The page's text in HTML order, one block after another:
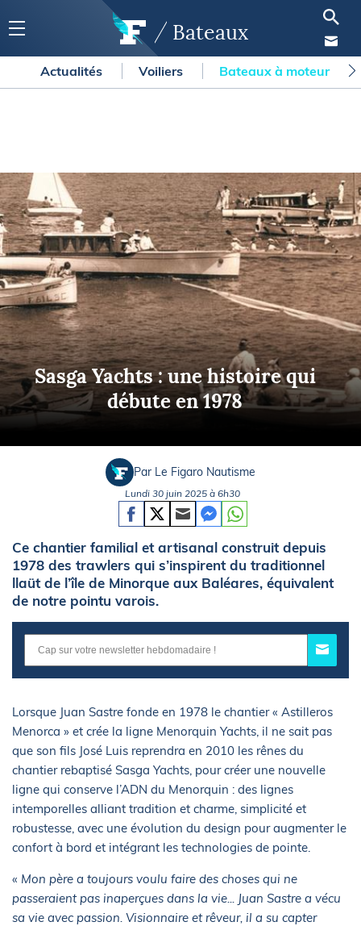
Bateaux
Actualités Voiliers Bateaux à moteur
Sasga Yachts : une histoire qui
débute en 1978
Par Le Figaro Nautisme
Lundi 30 juin 2025 à 6h30
Ce chantier familial et artisanal construit depuis
1978 des trawlers qui s’inspirent du traditionnel
llaüt de l’île de Minorque aux Baléares, équivalent
de notre pointu varois.
Lorsque Juan Sastre fonde en 1978 le chantier « Astilleros
Menorca » et crée la ligne Menorquin Yachts, il ne sait pas
que son fils José Luis reprendra en 2010 les rênes du
chantier rebaptisé Sasga Yachts, pour créer une nouvelle
ligne qui conserve l’ADN du Menorquin : des lignes
intemporelles alliant tradition et charme, simplicité et
robustesse, avec une évolution du design pour augmenter le
confort à bord et intégrant les technologies de pointe.
« Mon père a toujours voulu faire des choses qui ne
passeraient pas inaperçues dans la vie... Juan Sastre a vécu
sa vie avec passion. Visionnaire et rêveur, il a su capter